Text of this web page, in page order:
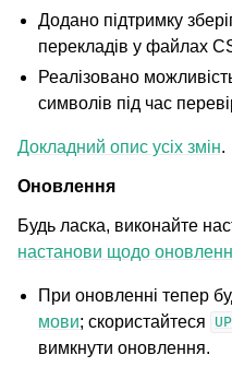
Додано підтримку
перекладів у файлах
Реалізовано
символів під час
Докладний опис усіх змін.
Оновлення
Будь ласка, виконайте
настанови щодо
При оновленні тепер
мови; скористайтеся
вимкнути оновлення.